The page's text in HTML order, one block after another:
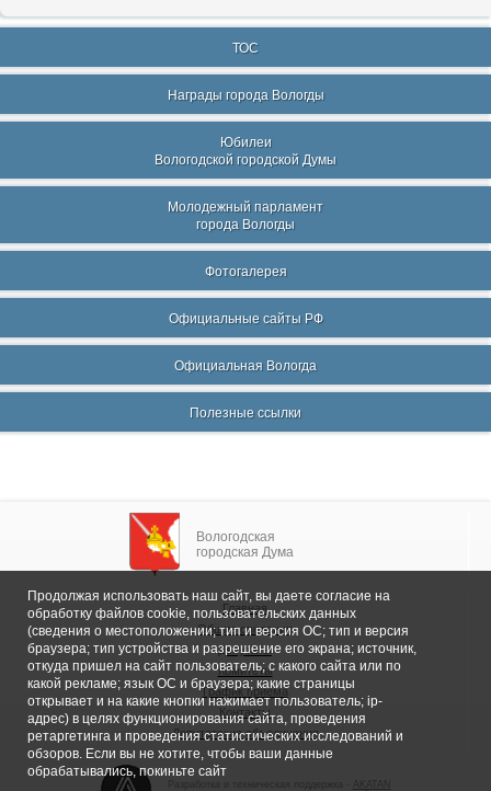
ТОС
Награды города Вологды
Юбилеи
Вологодской городской Думы
Молодежный парламент
города Вологды
Фотогалерея
Официальные сайты РФ
Официальная Вологда
Полезные ссылки
Вологодская
городская Дума
Главная
Общие сведения
Депутаты
Комитеты
График приема
Контакты
Депутатские объединения
Продолжая использовать наш сайт, вы даете согласие на
обработку файлов cookie, пользовательских данных
(сведения о местоположении; тип и версия ОС; тип и версия
браузера; тип устройства и разрешение его экрана; источник,
откуда пришел на сайт пользователь; с какого сайта или по
какой рекламе; язык ОС и браузера; какие страницы
открывает и на какие кнопки нажимает пользователь; ip-
адрес) в целях функционирования сайта, проведения
ретаргетинга и проведения статистических исследований и
обзоров. Если вы не хотите, чтобы ваши данные
обрабатывались, покиньте сайт